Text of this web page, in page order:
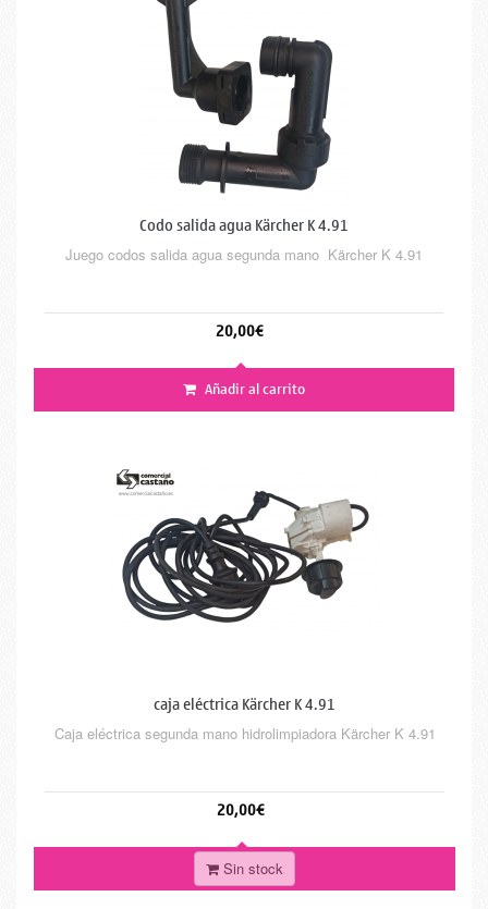
Codo salida agua Kärcher K 4.91
Juego codos salida agua segunda mano Kärcher K 4.91
20,00€
Añadir al carrito
caja eléctrica Kärcher K 4.91
Caja eléctrica segunda mano hidrolimpiadora Kärcher K 4.91
20,00€
Sin stock